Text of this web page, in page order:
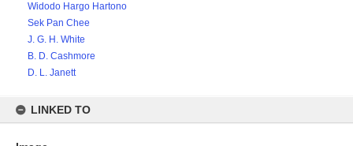
Widodo Hargo Hartono
Sek Pan Chee
J. G. H. White
B. D. Cashmore
D. L. Janett
LINKED TO